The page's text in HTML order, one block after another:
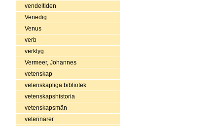
vendeltiden
Venedig
Venus
verb
verktyg
Vermeer, Johannes
vetenskap
vetenskapliga bibliotek
vetenskapshistoria
vetenskapsmän
veterinärer